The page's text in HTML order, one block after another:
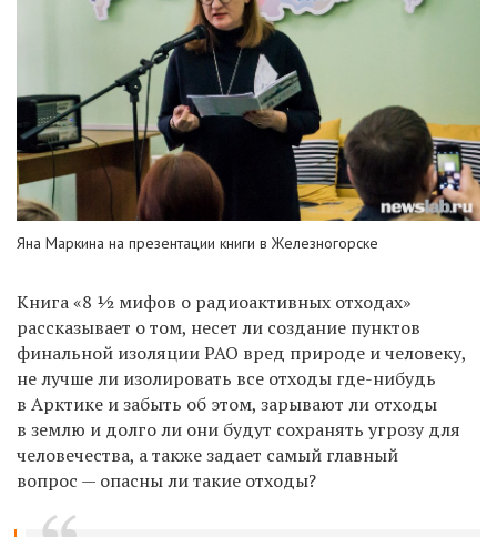
Яна Маркина на презентации книги в Железногорске
Книга «8 ½ мифов о радиоактивных отходах»
рассказывает о том, несет ли создание пунктов
финальной изоляции РАО вред природе и человеку,
не лучше ли изолировать все отходы где-нибудь
в Арктике и забыть об этом, зарывают ли отходы
в землю и долго ли они будут сохранять угрозу для
человечества, а также задает самый главный
вопрос — опасны ли такие отходы?